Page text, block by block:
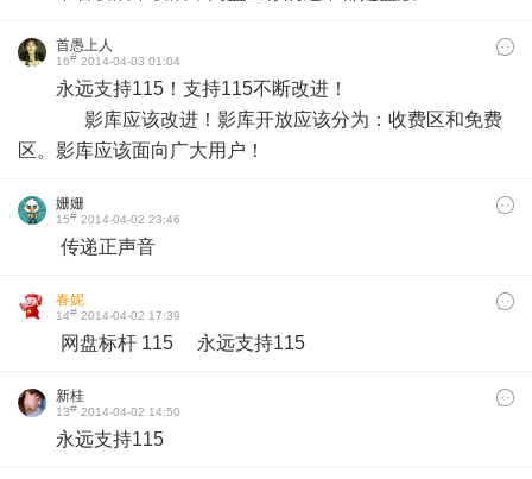
首愚上人
16# 2014-04-03 01:04
永远支持115！支持115不断改进！
影库应该改进！影库开放应该分为：收费区和免费
区。影库应该面向广大用户！
姗姗
15# 2014-04-02 23:46
传递正声音
春妮
14# 2014-04-02 17:39
网盘标杆 115 永远支持115
新桂
13# 2014-04-02 14:50
永远支持115